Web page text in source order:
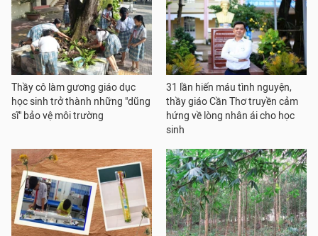
Thầy cô làm gương giáo dục
học sinh trở thành những "dũng
sĩ" bảo vệ môi trường
31 lần hiến máu tình nguyện,
thầy giáo Cần Thơ truyền cảm
hứng về lòng nhân ái cho học
sinh